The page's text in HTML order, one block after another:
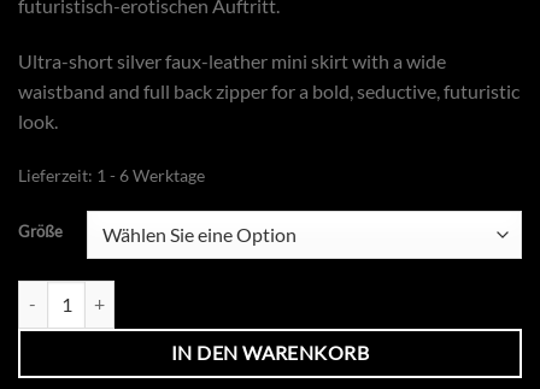
futuristisch-erotischen Auftritt.
Ultra-short silver faux-leather mini skirt with a wide
waistband and full back zipper for a bold, seductive, futuristic
look.
Lieferzeit: 1 - 6 Werktage
Größe
IN DEN WARENKORB